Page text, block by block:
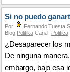
Si no puedo
Por Fernando Tuesta
Blog Politika Canal: Politica
¿Desaparecer los
De ninguna
embargo, bajo esa